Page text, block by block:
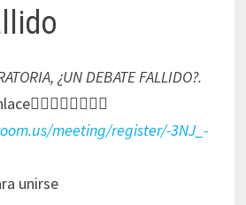
¿UN DEBATE FALLIDO?.
meeting/register/-3NJ_-
unirse